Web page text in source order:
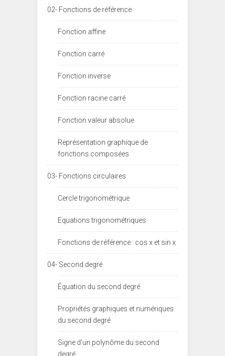
02- Fonctions de référence
Fonction affine
Fonction carré
Fonction inverse
Fonction racine carré
Fonction valeur absolue
Représentation graphique de
fonctions composées
03- Fonctions circulaires
Cercle trigonométrique
Equations trigonométriques
Fonctions de référence : cos x et sin x
04- Second degré
Équation du second degré
Propriétés graphiques et numériques
du second degré
Signe d'un polynôme du second
degré